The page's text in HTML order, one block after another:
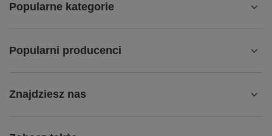
Popularne kategorie
Popularni producenci
Znajdziesz nas